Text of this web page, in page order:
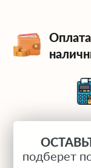
Оплата
подберет